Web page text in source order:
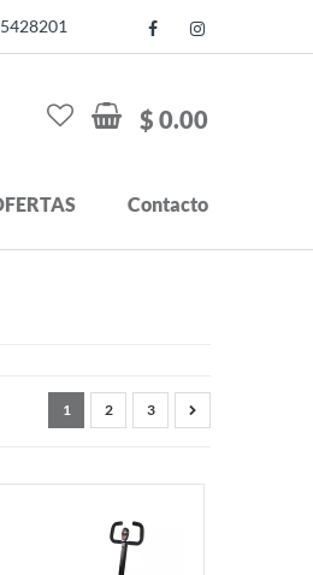
$ 0.00
Contacto
1 2 3